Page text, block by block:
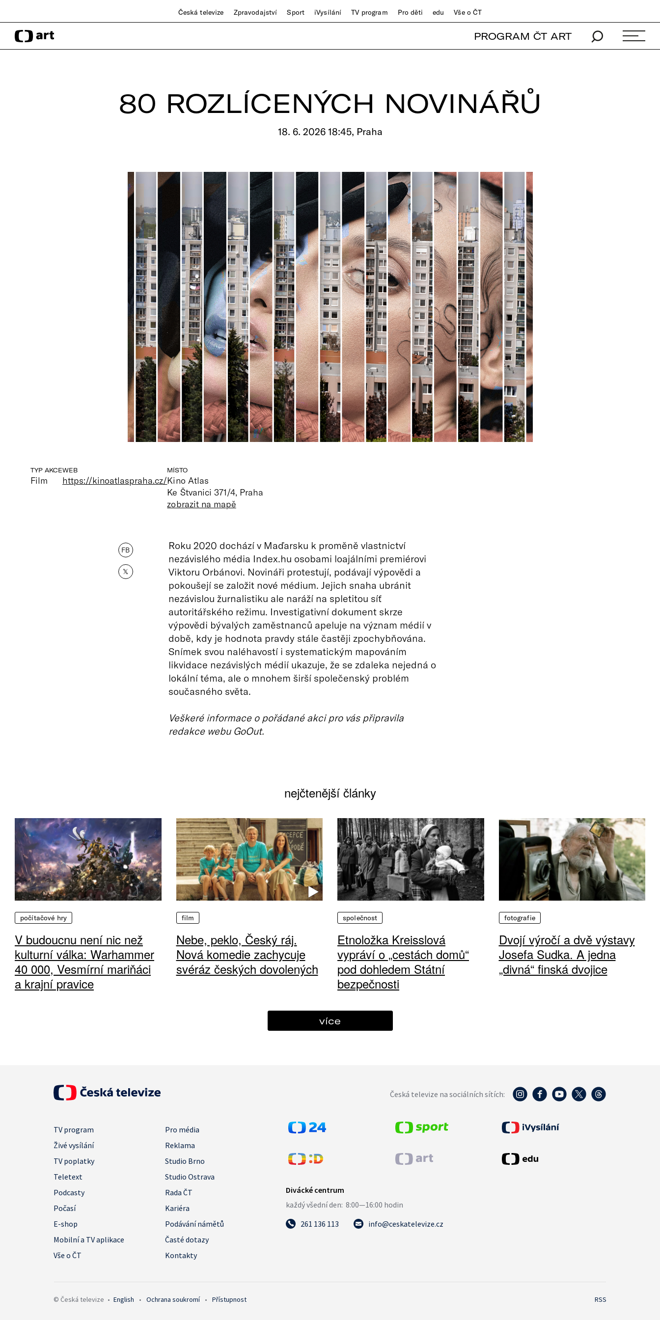
Česká televize Zpravodajství Sport iVysílání TV program Pro děti edu Vše o ČT
PROGRAM ČT ART
80 ROZLÍCENÝCH NOVINÁŘŮ
18. 6. 2026 18:45, Praha
TYP AKCE
Film
WEB
https://kinoatlaspraha.cz/
MÍSTO
Kino Atlas
Ke Štvanici 371/4, Praha
zobrazit na mapě
FB
𝕏
Roku 2020 dochází v Maďarsku k proměně vlastnictví
nezávislého média Index.hu osobami loajálními premiérovi
Viktoru Orbánovi. Novináři protestují, podávají výpovědi a
pokoušejí se založit nové médium. Jejich snaha ubránit
nezávislou žurnalistiku ale naráží na spletitou síť
autoritářského režimu. Investigativní dokument skrze
výpovědi bývalých zaměstnanců apeluje na význam médií v
době, kdy je hodnota pravdy stále častěji zpochybňována.
Snímek svou naléhavostí i systematickým mapováním
likvidace nezávislých médií ukazuje, že se zdaleka nejedná o
lokální téma, ale o mnohem širší společenský problém
současného světa.
Veškeré informace o pořádané akci pro vás připravila
redakce webu GoOut.
nejčtenější články
počítačové hry
V budoucnu není nic než
kulturní válka: Warhammer
40 000, Vesmírní mariňáci
a krajní pravice
film
Nebe, peklo, Český ráj.
Nová komedie zachycuje
svéráz českých dovolených
společnost
Etnoložka Kreisslová
vypráví o „cestách domů“
pod dohledem Státní
bezpečnosti
fotografie
Dvojí výročí a dvě výstavy
Josefa Sudka. A jedna
„divná“ finská dvojice
více
Česká televize na sociálních sítích:
TV program
Pro média
Živé vysílání
Reklama
TV poplatky
Studio Brno
Teletext
Studio Ostrava
Podcasty
Rada ČT
Počasí
Kariéra
E-shop
Podávání námětů
Mobilní a TV aplikace
Časté dotazy
Vše o ČT
Kontakty
261 136 113 info@ceskatelevize.cz
© Česká televize • English • Ochrana soukromí • Přístupnost RSS